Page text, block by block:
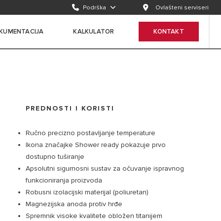
Podrška Ovlašteni serviseri
KALKULATOR KONTAKT
PREDNOSTI I KORISTI
Ručno precizno postavljanje temperature
Ikona značajke Shower ready pokazuje prvo
dostupno tuširanje
Apsolutni sigurnosni sustav za očuvanje ispravnog
funkcioniranja proizvoda
Robusni izolacijski materijal (poliuretan)
Magnezijska anoda protiv hrđe
Spremnik visoke kvalitete obložen titanijem